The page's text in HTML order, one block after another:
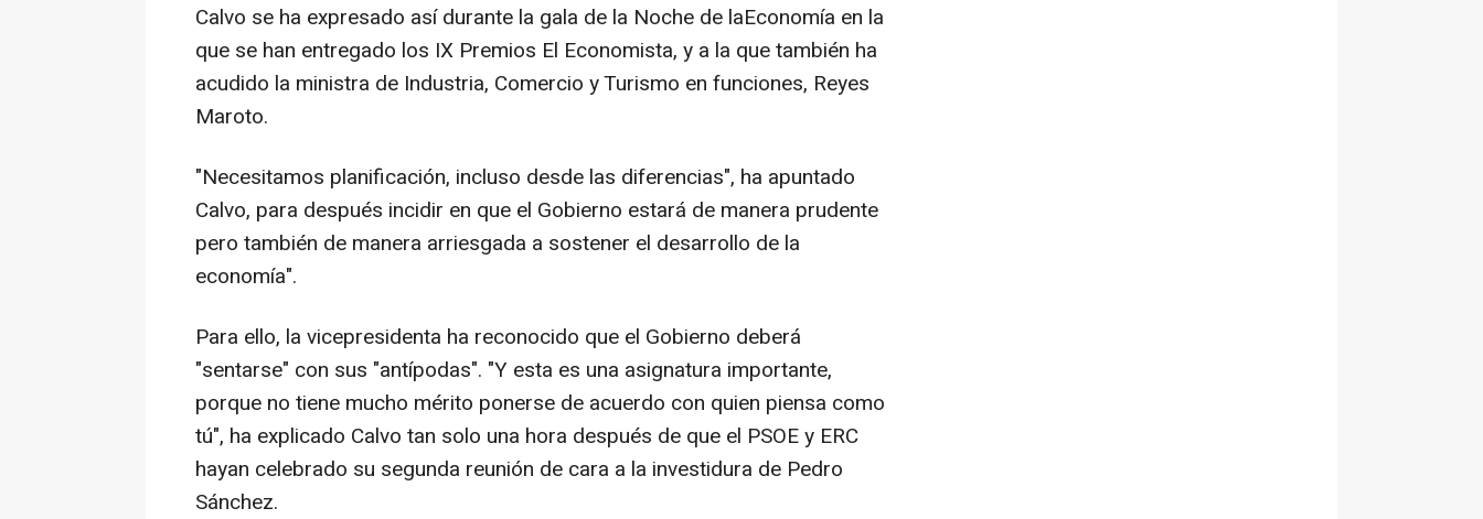
Calvo se ha expresado así durante la gala de la Noche de laEconomía en la
que se han entregado los IX Premios El Economista, y a la que también ha
acudido la ministra de Industria, Comercio y Turismo en funciones, Reyes
Maroto.
"Necesitamos planificación, incluso desde las diferencias", ha apuntado
Calvo, para después incidir en que el Gobierno estará de manera prudente
pero también de manera arriesgada a sostener el desarrollo de la
economía".
Para ello, la vicepresidenta ha reconocido que el Gobierno deberá
"sentarse" con sus "antípodas". "Y esta es una asignatura importante,
porque no tiene mucho mérito ponerse de acuerdo con quien piensa como
tú", ha explicado Calvo tan solo una hora después de que el PSOE y ERC
hayan celebrado su segunda reunión de cara a la investidura de Pedro
Sánchez.